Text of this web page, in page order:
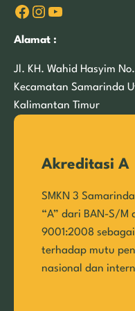
Facebook Instagram YouTube
Alamat :
Jl. KH. Wahid Hasyim
Kecamatan Samarinda
Kalimantan Timur
Akreditasi A
SMKN 3
“A” dari BAN-S/M
9001:2008
terhadap mutu
nasional dan